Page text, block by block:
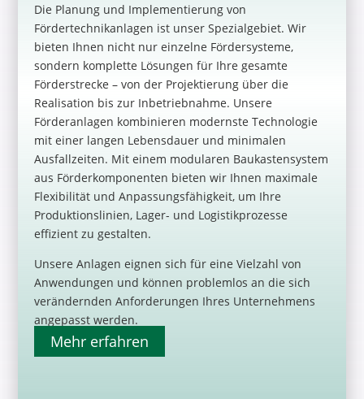
Die Planung und Implementierung von
Fördertechnikanlagen ist unser Spezialgebiet. Wir
bieten Ihnen nicht nur einzelne Fördersysteme,
sondern komplette Lösungen für Ihre gesamte
Förderstrecke – von der Projektierung über die
Realisation bis zur Inbetriebnahme. Unsere
Förderanlagen kombinieren modernste Technologie
mit einer langen Lebensdauer und minimalen
Ausfallzeiten. Mit einem modularen Baukastensystem
aus Förderkomponenten bieten wir Ihnen maximale
Flexibilität und Anpassungsfähigkeit, um Ihre
Produktionslinien, Lager- und Logistikprozesse
effizient zu gestalten.
Unsere Anlagen eignen sich für eine Vielzahl von
Anwendungen und können problemlos an die sich
verändernden Anforderungen Ihres Unternehmens
angepasst werden.
Mehr erfahren